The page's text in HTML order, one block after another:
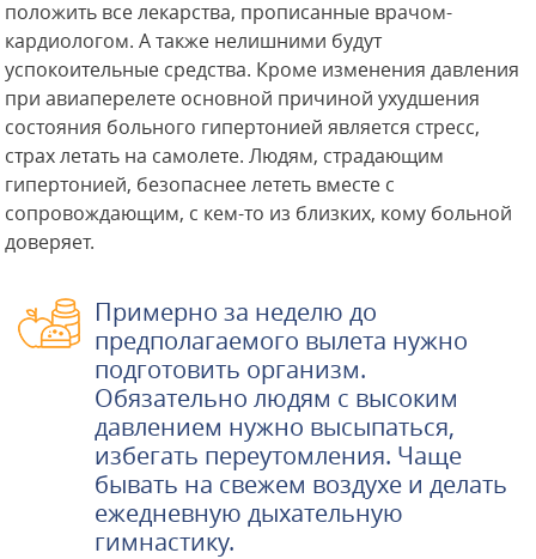
положить все лекарства, прописанные врачом-
кардиологом. А также нелишними будут
успокоительные средства. Кроме изменения давления
при авиаперелете основной причиной ухудшения
состояния больного гипертонией является стресс,
страх летать на самолете. Людям, страдающим
гипертонией, безопаснее лететь вместе с
сопровождающим, с кем-то из близких, кому больной
доверяет.
Примерно за неделю до
предполагаемого вылета нужно
подготовить организм.
Обязательно людям с высоким
давлением нужно высыпаться,
избегать переутомления. Чаще
бывать на свежем воздухе и делать
ежедневную дыхательную
гимнастику.